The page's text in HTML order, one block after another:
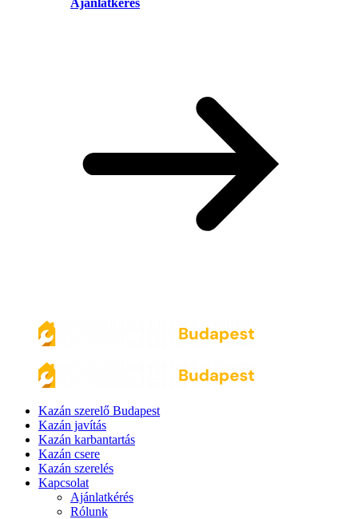
Ajánlatkérés
Kazán szerelő Budapest
Kazán javítás
Kazán karbantartás
Kazán csere
Kazán szerelés
Kapcsolat
Ajánlatkérés
Rólunk